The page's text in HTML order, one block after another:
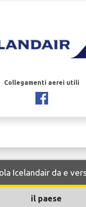
Collegamenti aerei utili
Icelandair da e
il paese